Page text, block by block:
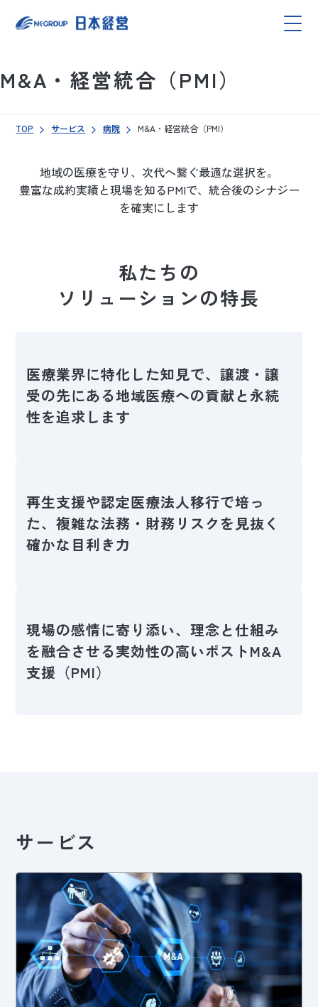
M&A・経営統合（PMI）
TOP サービス 病院 M&A・経営統合（PMI）
地域の医療を守り、次代へ繋ぐ最適な選択を。
豊富な成約実績と現場を知るPMIで、 統合後のシナジー
を確実にします
私たちの
ソリューションの特長
医療業界に特化した知見で、譲渡・譲
受の先にある地域医療への貢献と永続
性を追求します
再生支援や認定医療法人移行で培っ
た、複雑な法務・財務リスクを見抜く
確かな目利き力
現場の感情に寄り添い、理念と仕組み
を融合させる実効性の高いポストM&A
支援（PMI）
サービス